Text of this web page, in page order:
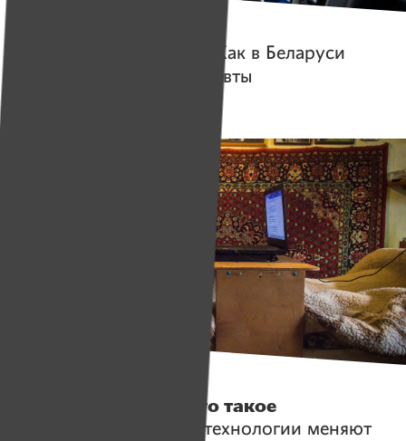
. Как в Беларуси
работают собаки-терапевты
«Годами не знали, что такое
. Как ИТ-технологии меняют